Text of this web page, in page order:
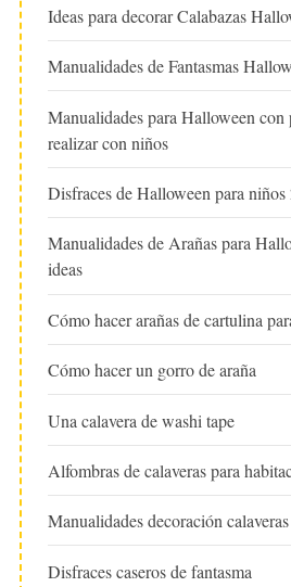
Ideas para decorar Calabazas
Manualidades de Fantasmas
Manualidades para Halloween con
realizar con niños
Disfraces de Halloween para niños
Manualidades de Arañas para
ideas
Cómo hacer arañas de cartulina
Cómo hacer un gorro de araña
Una calavera de washi tape
Alfombras de calaveras para
Manualidades decoración calaveras
Disfraces caseros de fantasma